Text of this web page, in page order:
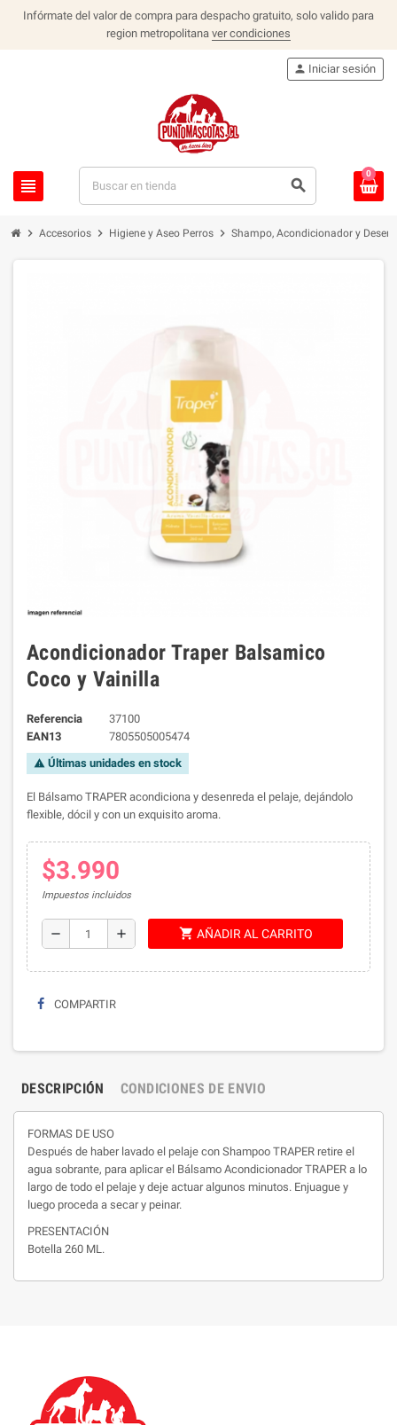
Infórmate del valor de compra para despacho gratuito, solo valido para
region metropolitana ver condiciones
view_headline search
person Iniciar sesión
0
chevron_right Accesorios chevron_right Higiene y Aseo Perros chevron_right Shampo, Acondicionador y
Acondicionador Traper Balsamico
Coco y Vainilla
Referencia
37100
EAN13
7805505005474
warning Últimas unidades en stock
El Bálsamo TRAPER acondiciona y desenreda el pelaje, dejándolo
flexible, dócil y con un exquisito aroma.
$3.990
Impuestos incluidos
remove add shopping_cart AÑADIR AL CARRITO
COMPARTIR
DESCRIPCIÓN CONDICIONES DE ENVIO
FORMAS DE USO
Después de haber lavado el pelaje con Shampoo TRAPER retire el
agua sobrante, para aplicar el Bálsamo Acondicionador TRAPER a lo
largo de todo el pelaje y deje actuar algunos minutos. Enjuague y
luego proceda a secar y peinar.
PRESENTACIÓN
Botella 260 ML.